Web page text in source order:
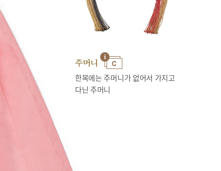
주머니
한복에는 주머니가 없어서 가지고
다닌 주머니